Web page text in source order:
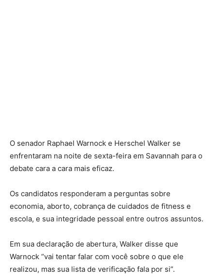
O senador Raphael Warnock e Herschel Walker se
enfrentaram na noite de sexta-feira em Savannah para o
debate cara a cara mais eficaz.
Os candidatos responderam a perguntas sobre
economia, aborto, cobrança de cuidados de fitness e
escola, e sua integridade pessoal entre outros assuntos.
Em sua declaração de abertura, Walker disse que
Warnock “vai tentar falar com você sobre o que ele
realizou, mas sua lista de verificação fala por si”.